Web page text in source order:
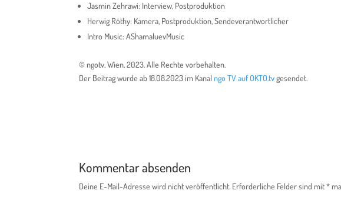
Jasmin Zehrawi: Interview, Postproduktion
Herwig Röthy: Kamera, Postproduktion, Sendeverantwortlicher
Intro Music: AShamaluevMusic
© ngotv, Wien, 2023. Alle Rechte vorbehalten.
Der Beitrag wurde ab 18.08.2023 im Kanalngo TV auf OKTO.tvgesendet.
Kommentar absenden
Deine E-Mail-Adresse wird nicht veröffentlicht. Erforderliche Felder sind mit*